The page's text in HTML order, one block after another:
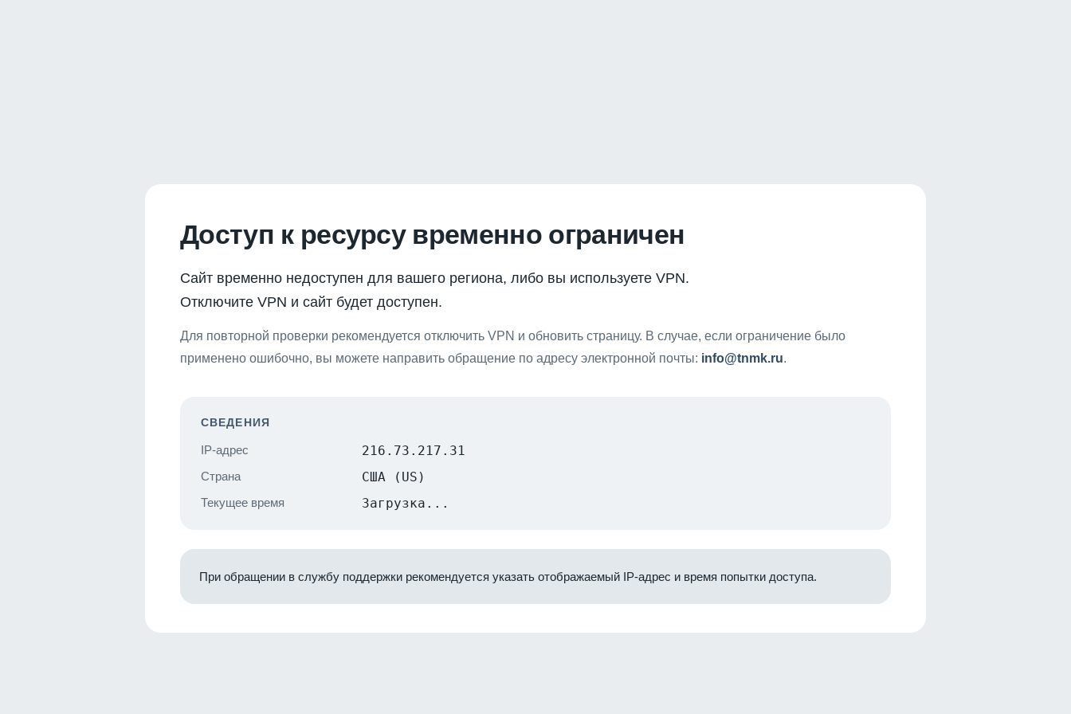
Доступ к ресурсу временно ограничен
Сайт временно недоступен для вашего региона, либо вы используете VPN.
Отключите VPN и сайт будет доступен.
Для повторной проверки рекомендуется отключить VPN и обновить страницу. В случае, если ограничение было
применено ошибочно, вы можете направить обращение по адресу электронной почты: info@tnmk.ru.
СВЕДЕНИЯ
IP-адрес 216.73.217.31
Страна США (US)
Текущее время Загрузка...
При обращении в службу поддержки рекомендуется указать отображаемый IP-адрес и время попытки доступа.